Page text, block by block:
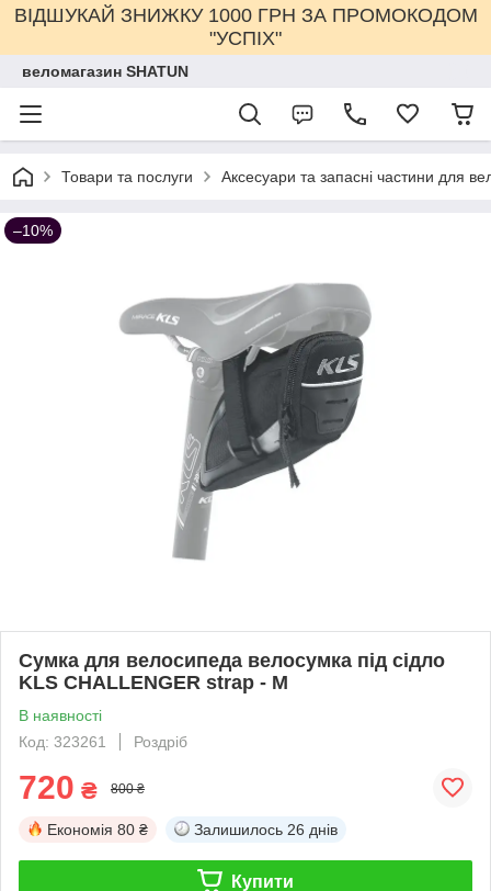
ВІДШУКАЙ ЗНИЖКУ 1000 ГРН ЗА ПРОМОКОДОМ
"УСПІХ"
веломагазин SHATUN
Товари та послуги Аксесуари та запасні частини для
–10%
Cумка для велосипеда велосумка під сідло
KLS CHALLENGER strap - M
В наявності
Код: 323261
Роздріб
720 ₴ 800 ₴
Економія 80 ₴ Залишилось 26 днів
Купити